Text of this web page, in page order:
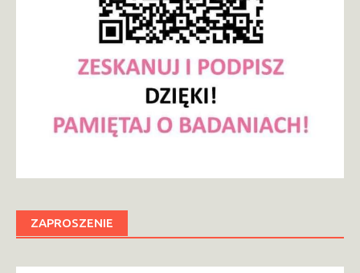
ZAPROSZENIE